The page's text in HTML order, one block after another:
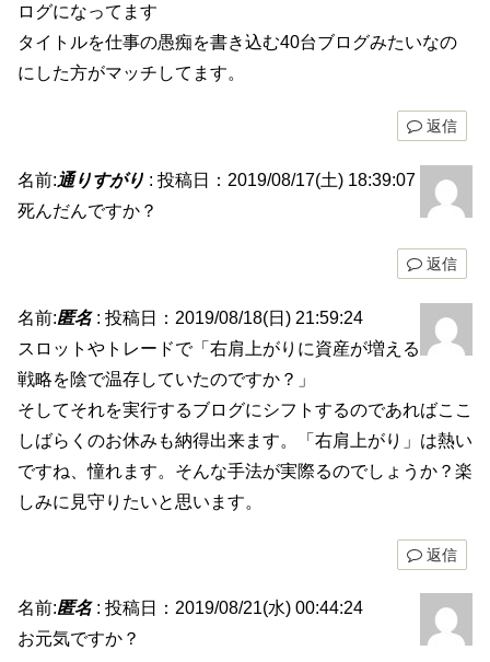
ログになってます
タイトルを仕事の愚痴を書き込む40台ブログみたいなの
にした方がマッチしてます。
返信
名前:通りすがり : 投稿日：2019/08/17(土) 18:39:07
死んだんですか？
返信
名前:匿名: 投稿日：2019/08/18(日) 21:59:24
スロットやトレードで「右肩上がりに資産が増える
戦略を陰で温存していたのですか？」
そしてそれを実行するブログにシフトするのであればここ
しばらくのお休みも納得出来ます。「右肩上がり」は熱い
ですね、憧れます。そんな手法が実際るのでしょうか？楽
しみに見守りたいと思います。
返信
名前:匿名: 投稿日：2019/08/21(水) 00:44:24
お元気ですか？